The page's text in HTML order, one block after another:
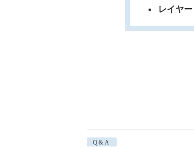
レイヤ
Q&A